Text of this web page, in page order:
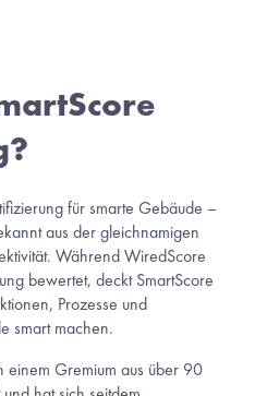
für smarte Gebäude –
aus der gleichnamigen
Während WiredScore
bewertet, deckt SmartScore
Prozesse und
smart machen.
Gremium aus über 90